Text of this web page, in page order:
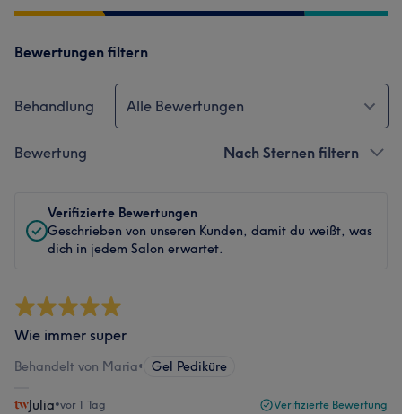
Bewertungen filtern
Behandlung Alle Bewertungen
Bewertung Nach Sternen filtern
Verifizierte Bewertungen
Geschrieben von unseren Kunden, damit du weißt, was
dich in jedem Salon erwartet.
Wie immer super
Behandelt von Maria• Gel Pediküre
Julia•vor 1 Tag Verifizierte Bewertung